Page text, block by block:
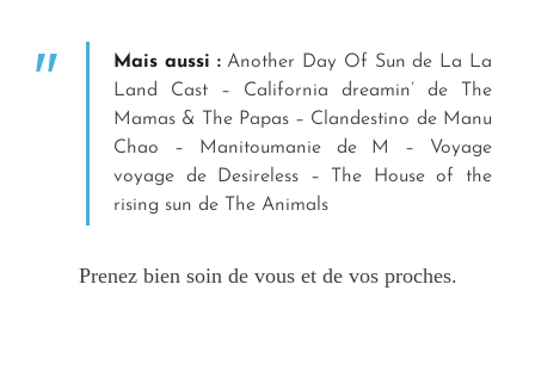
Mais aussi : Another Day Of Sun de La La
Land Cast – California dreamin’ de The
Mamas & The Papas – Clandestino de Manu
Chao –
Manitoumaniede M – Voyage
voyage de Desireless –
The House of the
rising sun de The Animals
Prenez bien soin de vous et de vos proches.